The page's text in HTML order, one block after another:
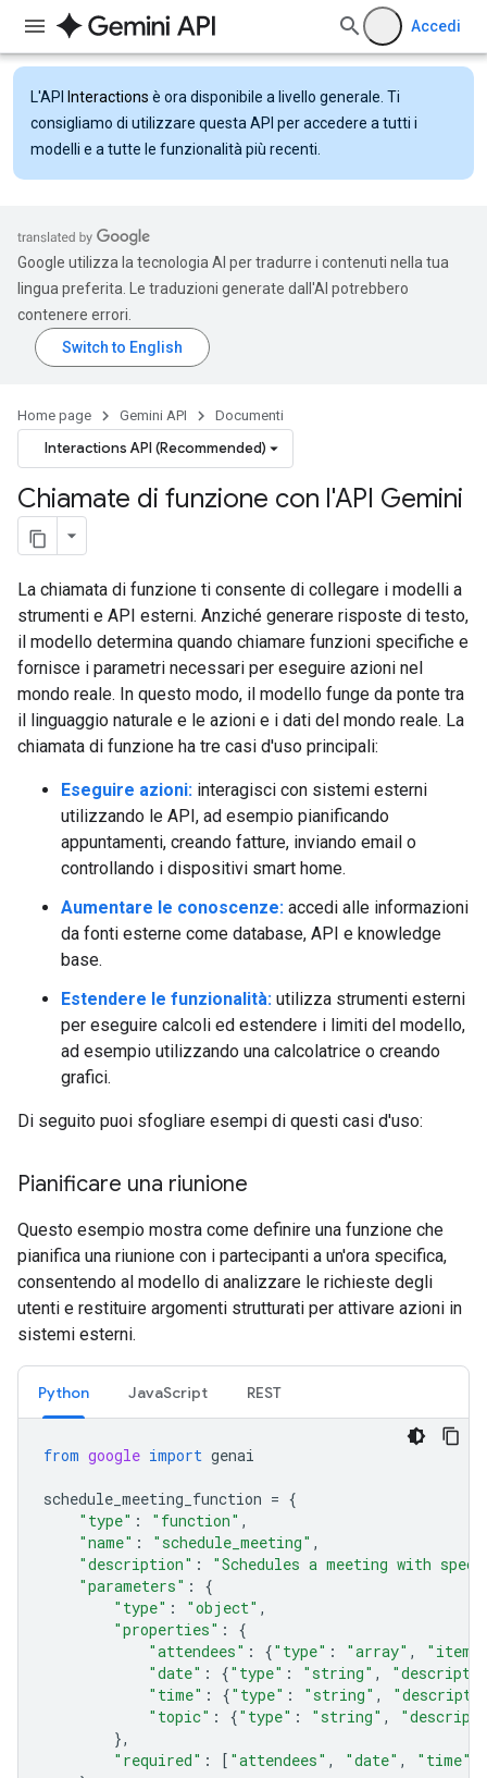
Accedi
L'API Interactions è ora disponibile a livello generale. Ti
consigliamo di utilizzare questa API per accedere a tutti i
modelli e a tutte le funzionalità più recenti.
Google utilizza la tecnologia AI per tradurre i contenuti nella tua
lingua preferita. Le traduzioni generate dall'AI potrebbero
contenere errori.
Home page Gemini API Documenti
Interactions API (Recommended)
Chiamate di funzione con l'API Gemini
La chiamata di funzione ti consente di collegare i modelli a
strumenti e API esterni. Anziché generare risposte di testo,
il modello determina quando chiamare funzioni specifiche e
fornisce i parametri necessari per eseguire azioni nel
mondo reale. In questo modo, il modello funge da ponte tra
il linguaggio naturale e le azioni e i dati del mondo reale. La
chiamata di funzione ha tre casi d'uso principali:
Eseguire azioni: interagisci con sistemi esterni
utilizzando le API, ad esempio pianificando
appuntamenti, creando fatture, inviando email o
controllando i dispositivi smart home.
Aumentare le conoscenze: accedi alle informazioni
da fonti esterne come database, API e knowledge
base.
Estendere le funzionalità: utilizza strumenti esterni
per eseguire calcoli ed estendere i limiti del modello,
ad esempio utilizzando una calcolatrice o creando
grafici.
Di seguito puoi sfogliare esempi di questi casi d'uso:
Pianificare una riunione
Questo esempio mostra come definire una funzione che
pianifica una riunione con i partecipanti a un'ora specifica,
consentendo al modello di analizzare le richieste degli
utenti e restituire argomenti strutturati per attivare azioni in
sistemi esterni.
Python JavaScript REST
from google import genai
schedule_meeting_function = {
"type" : "function" ,
"name" : "schedule_meeting" ,
"description" :
"Schedules a meeting with
"parameters" :
{
"type" : "object" ,
"properties" :
{
"attendees" : {"type" : "array" ,
"date" : {"type" : "string" ,
"time" : {"type" : "string" ,
"topic" : {"type" : "string" ,
},
"required" : [ "attendees" , "date" , "time"